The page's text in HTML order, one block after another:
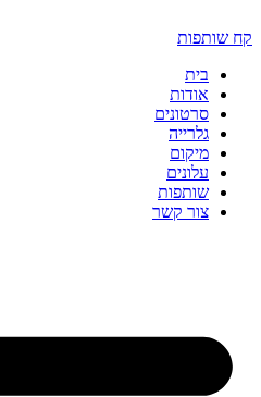
לתוכן
קח שותפות
בית
אודות
סרטונים
גלרייה
מיקום
עלונים
שותפות
צור קשר